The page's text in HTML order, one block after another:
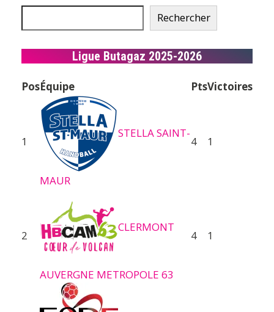
Rechercher
Ligue Butagaz 2025-2026
PosÉquipe PtsVictoires
1
STELLA SAINT-
MAUR
4 1
2
CLERMONT
AUVERGNE METROPOLE 63
4 1